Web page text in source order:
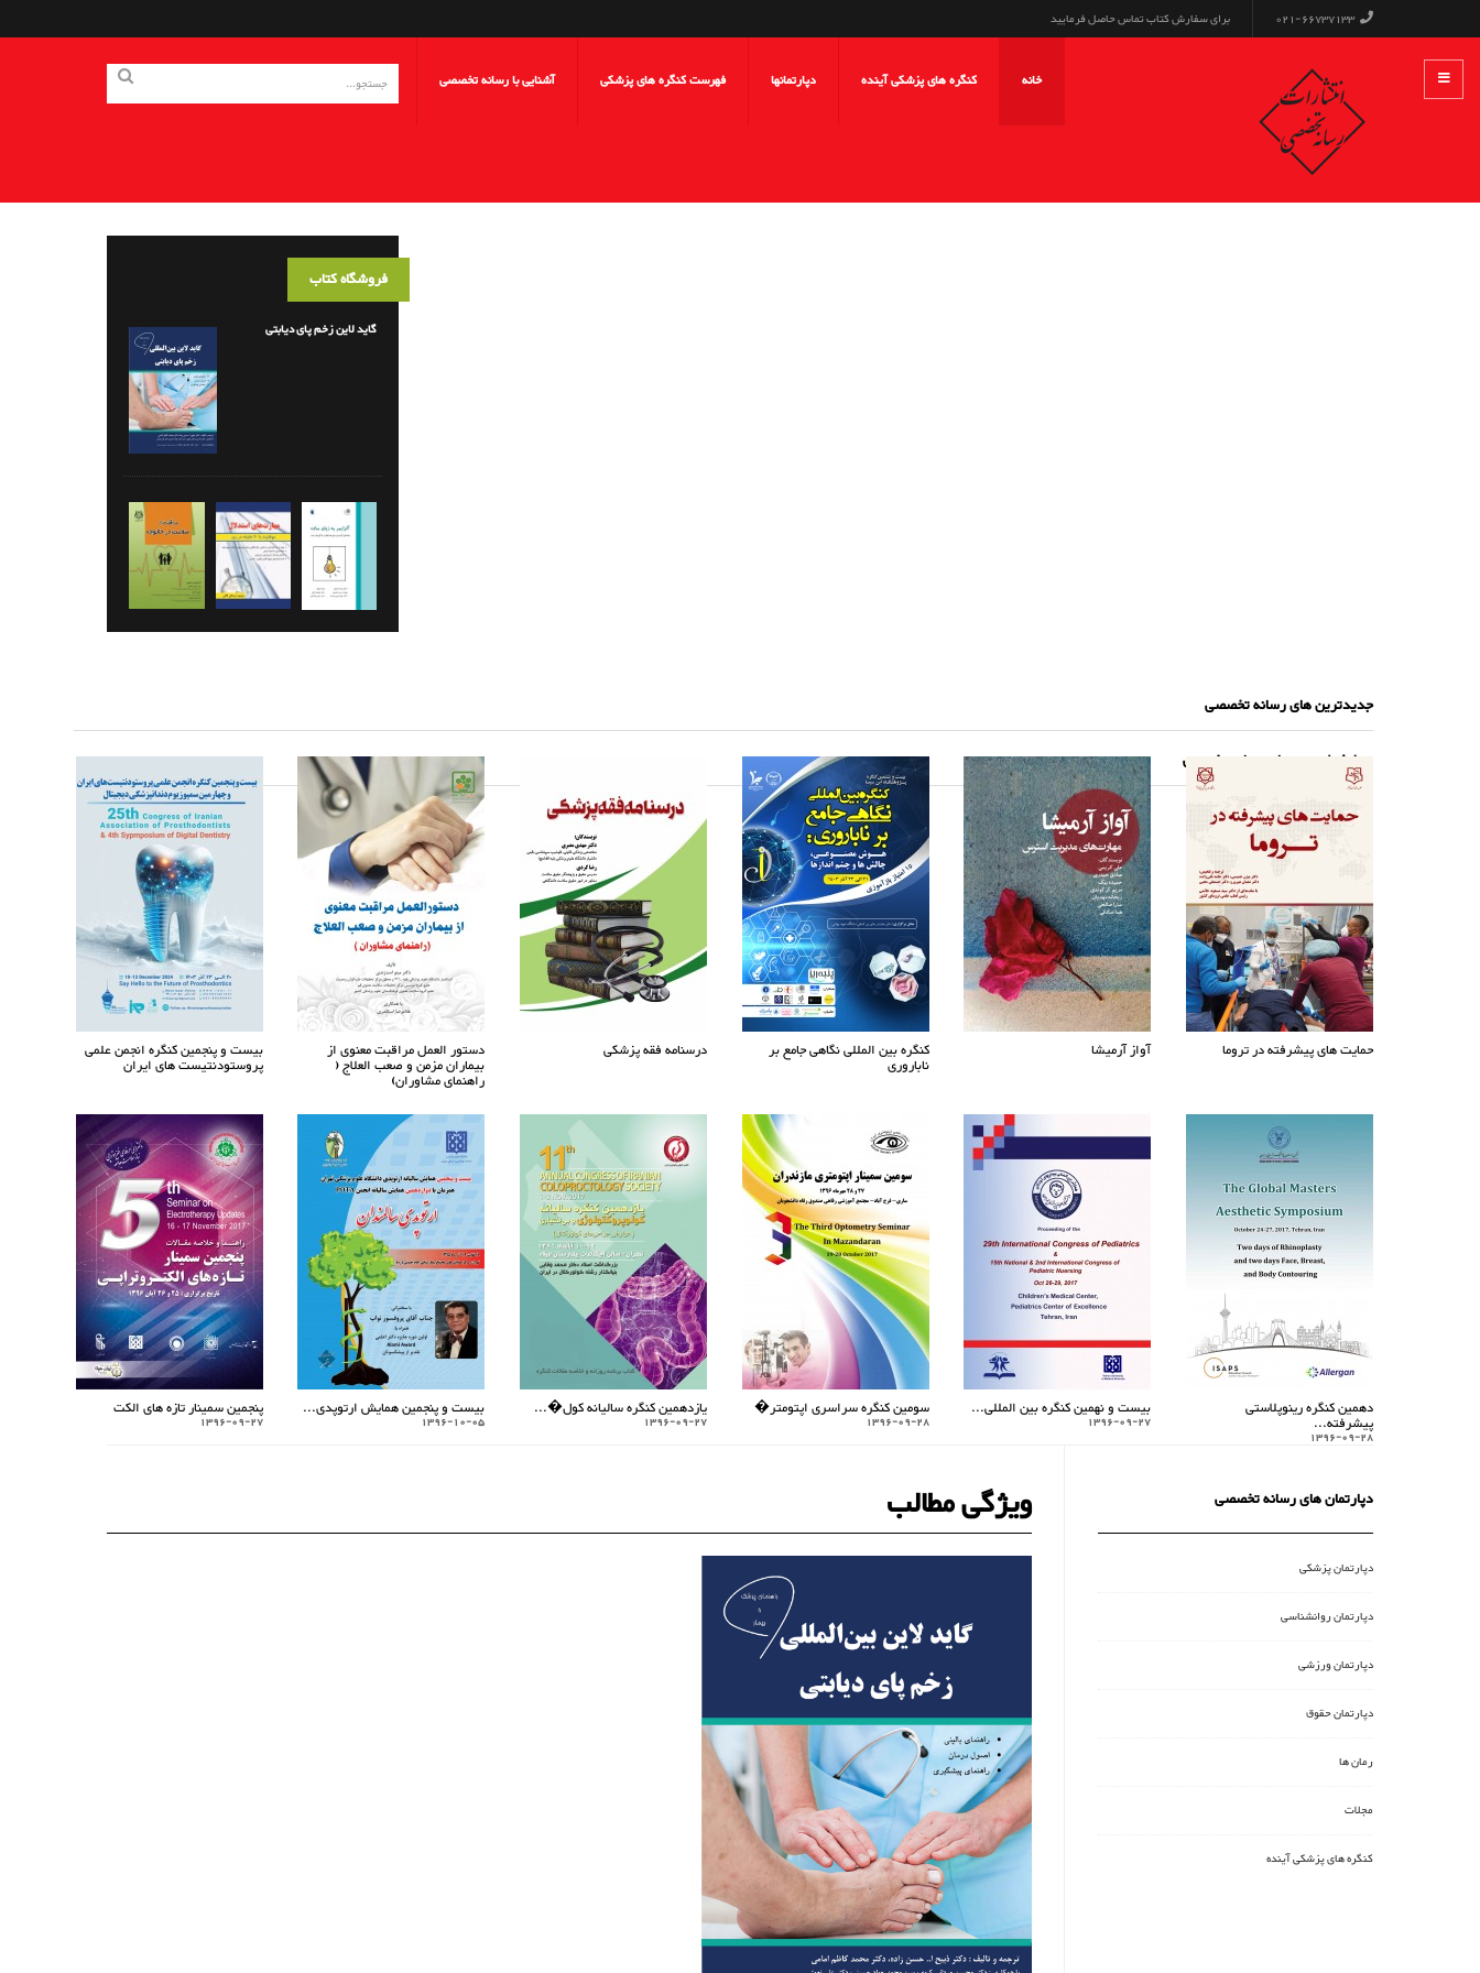
021-66737133 برای سفارش کتاب تماس حاصل فرمایید
خانه کنگره های پزشکی آینده دپارتمانها فهرست کنگره های پزشکی آشنایی با رسانه تخصصی
فروشگاه کتاب
گاید لاین زخم پای دیابتی
جدیدترین های رسانه تخصصی
پرطرفدارترین های رسانه تخصصی
حمایت های پیشرفته در تروما آواز آرمیشا کنگره بین المللی نگاهی جامع بر
ناباروری
درسنامه فقه پزشکی دستور العمل مراقبت معنوی از
بیماران مزمن و صعب العلاج (
راهنمای مشاوران)
بیست و پنجمین کنگره انجمن علمی
پروستودنتیست های ایران
دهمین کنگره رینوپلاستی
پیشرفته...
1396-09-28
بیست و نهمین کنگره بین المللی...
1396-09-27
سومین کنگره سراسری اپتومتر�
1396-09-28
یازدهمین کنگره سالیانه کول�...
1396-09-27
بیست و پنجمین همایش ارتوپدی...
1396-10-05
پنجمین سمینار تازه های الکت
1396-09-27
ویژگی مطالب دپارتمان های رسانه تخصصی
دپارتمان پزشکی
دپارتمان روانشناسی
دپارتمان ورزشی
دپارتمان حقوق
رمان ها
مجلات
کنگره های پزشکی آینده